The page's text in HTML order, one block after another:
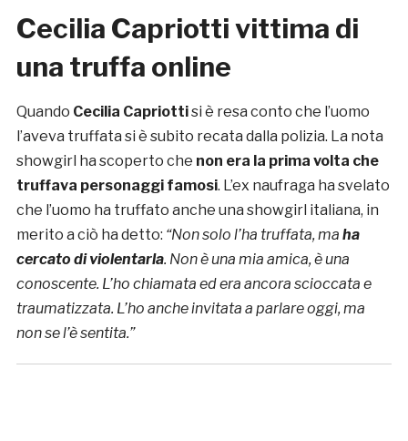
Cecilia Capriotti vittima di
una truffa online
Quando Cecilia Capriottisi è resa conto che l’uomo
l’aveva truffata si è subito recata dalla polizia. La nota
showgirl ha scoperto che non era la prima volta che
truffava personaggi famosi. L’ex naufraga ha svelato
che l’uomo ha truffato anche una showgirl italiana, in
merito a ciò ha detto: “Non solo l’ha truffata, ma ha
cercato di violentarla. Non è una mia amica, è una
conoscente. L’ho chiamata ed era ancora scioccata e
traumatizzata. L’ho anche invitata a parlare oggi, ma
non se l’è sentita.”